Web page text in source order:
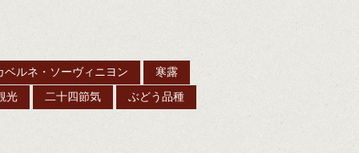
ベルネ・ソーヴィニヨン 寒露
光 二十四節気 ぶどう品種